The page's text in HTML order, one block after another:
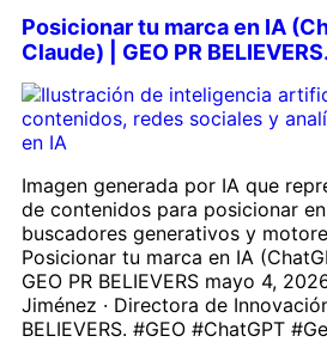
Posicionar tu marca en IA
Claude) | GEO PR BELIEVERS.
Imagen generada por IA que
de contenidos para posicionar
buscadores generativos y
Posicionar tu marca en IA
GEO PR BELIEVERS mayo 4,
Jiménez · Directora de
BELIEVERS. #GEO #ChatGPT